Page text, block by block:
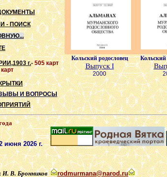
- ПОИСК
1903 г.-505 карт
Кольский родословец
Выпуск I
2000
Кольский
И ВОПРОСЫ
июня 2026 г.
И. В. Бронников rodmurmana@narod.ru